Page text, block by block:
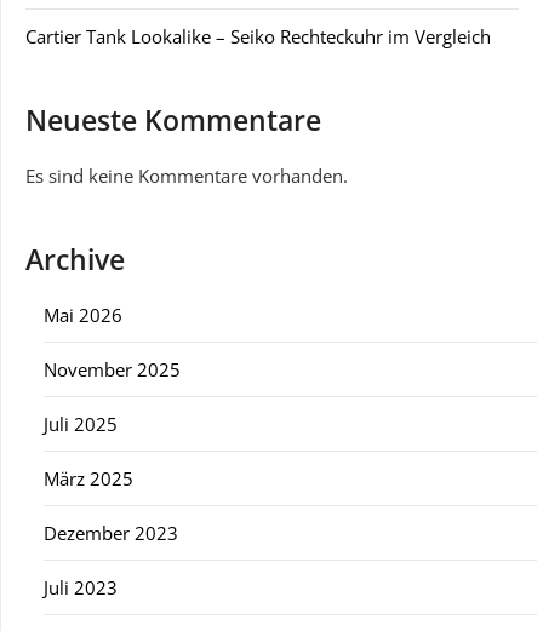
Cartier Tank Lookalike – Seiko Rechteckuhr im Vergleich
Neueste Kommentare
Es sind keine Kommentare vorhanden.
Archive
Mai 2026
November 2025
Juli 2025
März 2025
Dezember 2023
Juli 2023